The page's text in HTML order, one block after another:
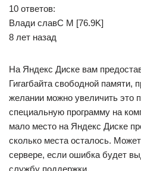
10 ответов:
Влади­ славС­ М [76.9K]
8 лет назад
На Яндекс Диске вам
Гигагбайта свободной памяти,
желании можно увеличить это
специальную программу на
мало место на Яндекс Диске
сколько места осталось.
сервере, если ошибка будет
службу поддержки.